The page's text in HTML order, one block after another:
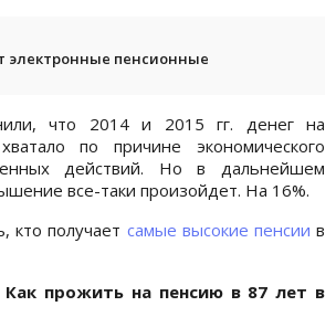
электронные пенсионные
что 2014 и 2015 гг. денег на
по причине экономического
действий. Но в дальнейшем
все-таки произойдет. На 16%.
кто получает самые высокие пенсии в
прожить на пенсию в 87 лет в